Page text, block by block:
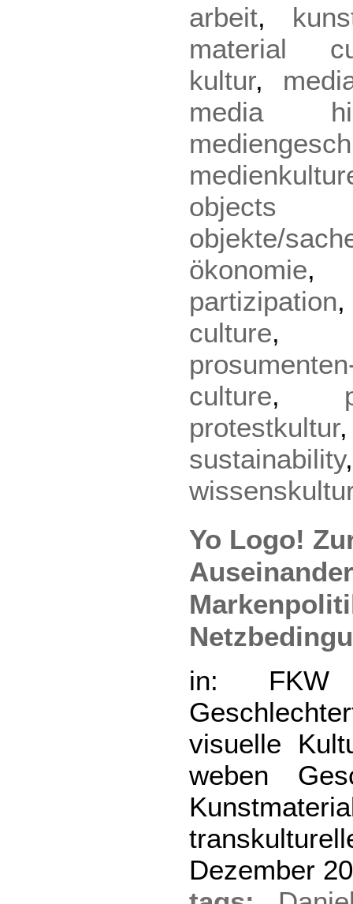
arbeit,
material
kultur,
media
objekte/
ökonomie
partizipation
culture
culture,
protestkultur
sustainability
Yo Logo!
in: FKW
visuelle
weben
Dezember